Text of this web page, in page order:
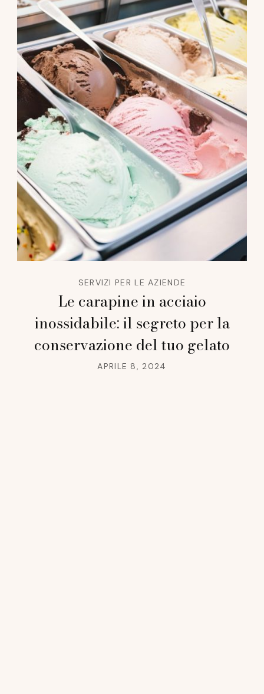
SERVIZI PER LE AZIENDE
Le carapine in acciaio
inossidabile: il segreto per la
conservazione del tuo gelato
APRILE 8, 2024